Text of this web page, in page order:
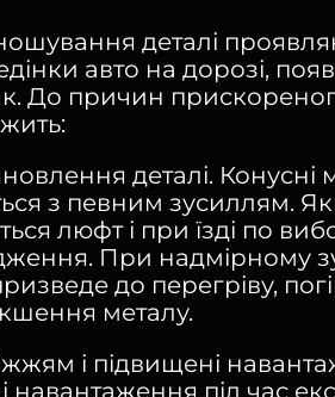
деталі
авто на дорозі,
До причин
деталі. Конусні
з певним зусиллям.
люфт і при їзді по
При надмірному
до перегріву,
металу.
і підвищені
навантаження під час